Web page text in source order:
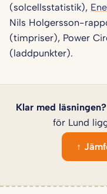
(solcellsstatistik),
Nils Holgersson-
(timpriser), Power
(laddpunkter).
Klar med läsningen?
för Lund
↑